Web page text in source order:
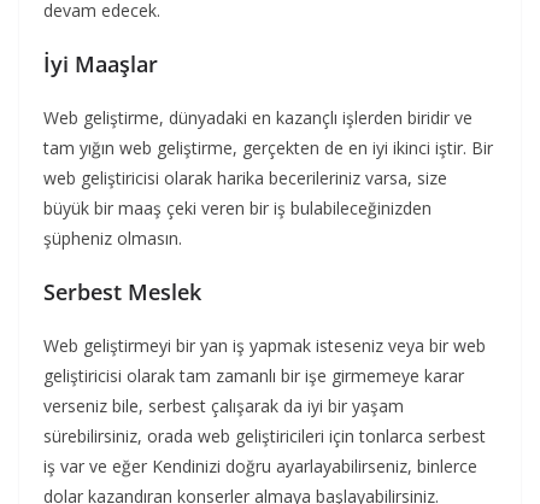
devam edecek.
İyi Maaşlar
Web geliştirme, dünyadaki en kazançlı işlerden biridir ve
tam yığın web geliştirme, gerçekten de en iyi ikinci iştir. Bir
web geliştiricisi olarak harika becerileriniz varsa, size
büyük bir maaş çeki veren bir iş bulabileceğinizden
şüpheniz olmasın.
Serbest Meslek
Web geliştirmeyi bir yan iş yapmak isteseniz veya bir web
geliştiricisi olarak tam zamanlı bir işe girmemeye karar
verseniz bile, serbest çalışarak da iyi bir yaşam
sürebilirsiniz, orada web geliştiricileri için tonlarca serbest
iş var ve eğer Kendinizi doğru ayarlayabilirseniz, binlerce
dolar kazandıran konserler almaya başlayabilirsiniz.